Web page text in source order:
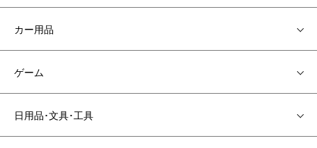
カー用品
ゲーム
日用品･文具･工具